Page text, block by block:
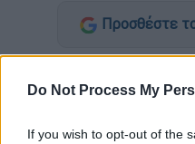
Do Not Process My
If you wish to opt-out of the
Προσθέστε
την... ανάσα στα μέλη